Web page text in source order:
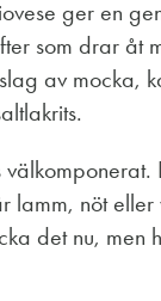
ger en
som drar åt
av mocka,
lamm, nöt eller
det nu, men